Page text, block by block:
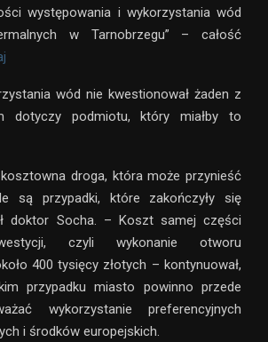
występowania i wykorzystania wód
w Tarnobrzegu” – całość
wód nie kwestionował żaden z
dotyczy podmiotu, który miałby to
droga, która może przynieść
są przypadki, które zakończyły się
doktor Socha. – Koszt samej części
czyli wykonanie otworu
400 tysięcy złotych – kontynuował,
przypadku miasto powinno przede
wykorzystanie preferencyjnych
i środków europejskich.